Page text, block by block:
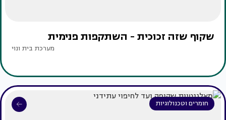
שקוף שזה זכוכית - השתקפות פנימית
מערכת בית ונוי
חומרים וטכנולוגיות